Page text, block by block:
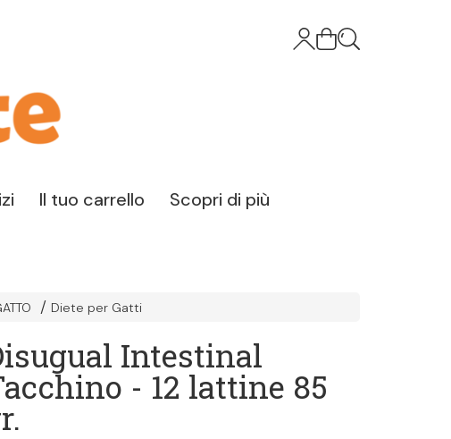
Il tuo carrello Scopri di più
Diete per Gatti
Intestinal
- 12 lattine 85